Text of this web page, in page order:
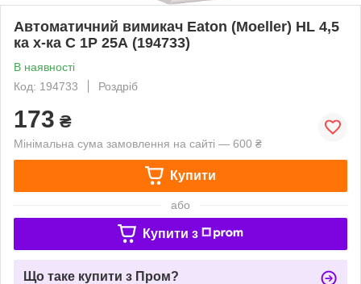
Автоматичний вимикач Eaton (Moeller) HL 4,5
ка х-ка C 1P 25А (194733)
В наявності
Код: 194733
Роздріб
173 ₴
Мінімальна сума замовлення на сайті — 600 ₴
Купити
або
Купити з
Що таке купити з Пром?